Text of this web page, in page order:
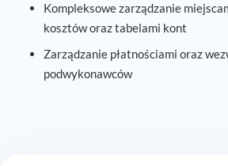
Kompleksowe zarządzanie
kosztów oraz tabelami kont
Zarządzanie płatnościami oraz
podwykonawców